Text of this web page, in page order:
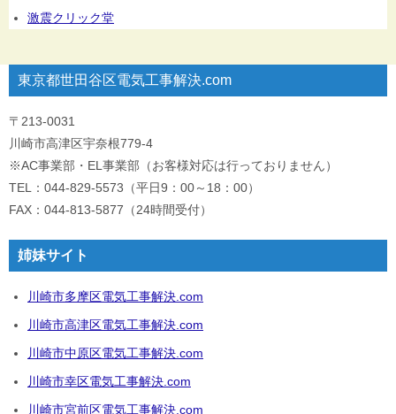
激震クリック堂
東京都世田谷区電気工事解決.com
〒213-0031
川崎市高津区宇奈根779-4
※AC事業部・EL事業部（お客様対応は行っておりません）
TEL：044-829-5573（平日9：00～18：00）
FAX：044-813-5877（24時間受付）
姉妹サイト
川崎市多摩区電気工事解決.com
川崎市高津区電気工事解決.com
川崎市中原区電気工事解決.com
川崎市幸区電気工事解決.com
川崎市宮前区電気工事解決.com